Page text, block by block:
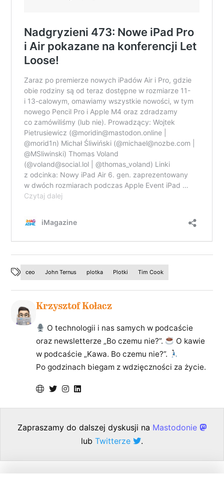
ceo John Ternus plotka Plotki Tim Cook
Krzysztof Kołacz
O technologii i nas samych w podcaście
oraz newsletterze „Bo czemu nie?”.
O kawie
w podcaście „Kawa. Bo czemu nie?”.
Po godzinach biegam z wdzięczności za życie.
Zapraszamy do dalszej dyskusji na Mastodonie
lub Twitterze .